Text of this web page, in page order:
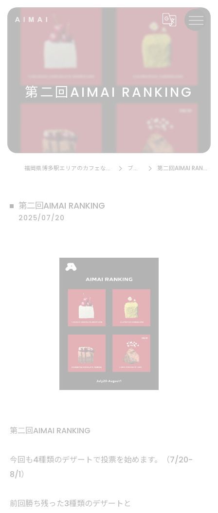
第二回AIMAI RANKING
福岡県博多駅エリアのカフェならAIMAI ブログ 第二回AIMAI RANKING
第二回AIMAI RANKING
2025/07/20
第二回AIMAI RANKING
今回も4種類のデザートで投票を始めます。（7/20-
8/1）
前回勝ち残った3種類のデザートと